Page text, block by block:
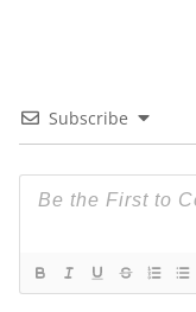
Subscribe